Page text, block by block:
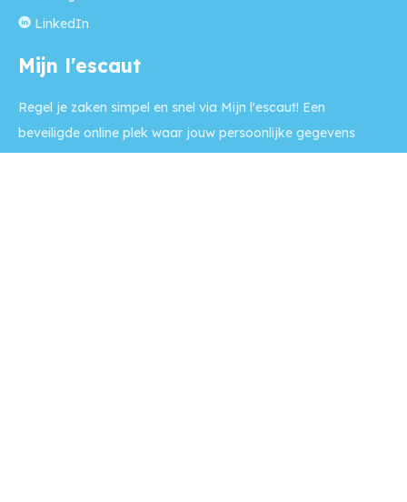
LinkedIn
Mijn l'escaut
Regel je zaken simpel en snel via Mijn l'escaut! Een
beveiligde online plek waar jouw persoonlijke gegevens
staan, en je van alles kunt regelen op een moment dat het